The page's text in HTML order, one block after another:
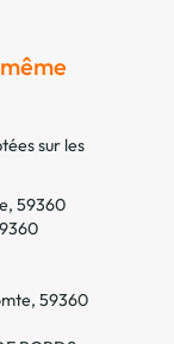
sur les
59360
59360